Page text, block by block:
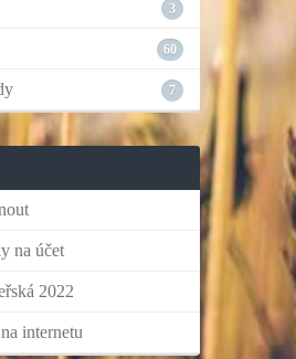
3
60
7
na účet
2022
internetu